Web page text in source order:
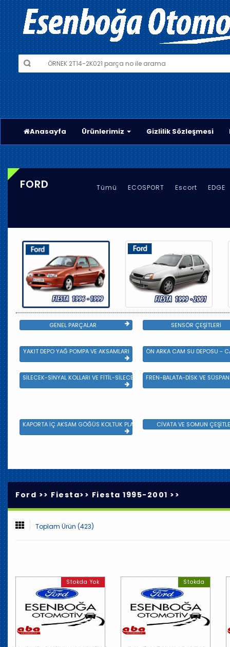
Anasayfa Ürünlerimiz Gizlilik Sözleşmesi
FORD Tümü ECOSPORT Escort EDGE
GENEL PARÇALAR SENSÖR ÇEŞİTLERİ
YAKIT DEPO YAĞ POMPA VE AKSAMLARI ÖN ARKA CAM SU DEPOSU -
SİLECEK-SİNYAL KOLLARI VE FİTİL-SİLECEK ÇEŞİTLERİFREN-BALATA-DİSK VE
KAPORTA İÇ AKSAM GÖĞÜS KOLTUK PLASTİK VE SAC AKSAM
CİVATA VE SOMUN
Ford >> Fiesta>> Fiesta 1995-2001 >>
Toplam Ürün (423)
Stokda Yok Stokda